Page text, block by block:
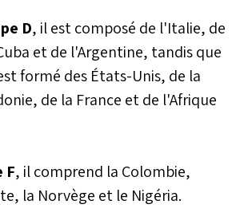
D, il est composé de l'Italie, de
et de l'Argentine, tandis que
formé des États-Unis, de la
de la France et de l'Afrique
F, il comprend la Colombie,
la Norvège et le Nigéria.